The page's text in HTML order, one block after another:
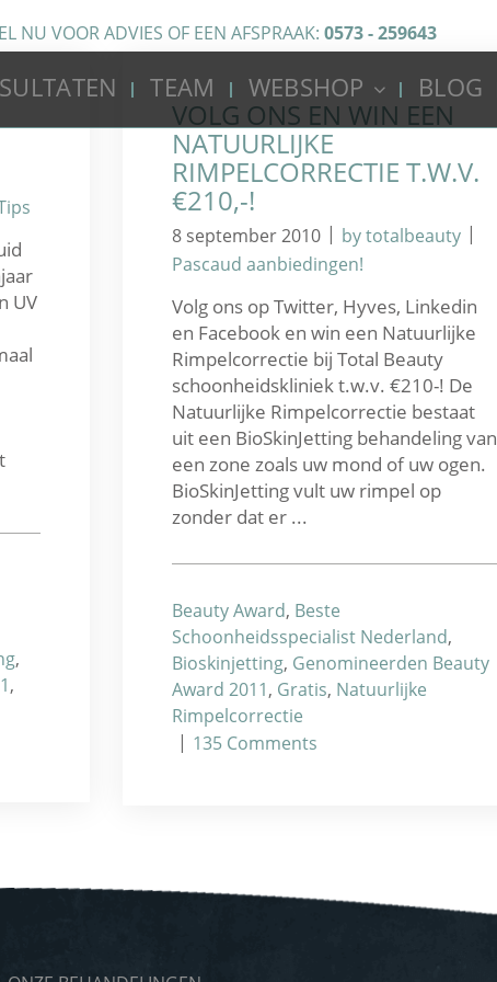
NU VOOR ADVIES OF EEN AFSPRAAK: 0573 - 259643
TEAM WEBSHOP BLOG
UV
,
,
VOLG ONS EN WIN EEN
NATUURLIJKE
RIMPELCORRECTIE T.W.V.
€210,-!
8 september 2010 | by totalbeauty |
Pascaud aanbiedingen!
Volg ons op Twitter, Hyves, Linkedin
en Facebook en win een Natuurlijke
Rimpelcorrectie bij Total Beauty
schoonheidskliniek t.w.v. €210-! De
Natuurlijke Rimpelcorrectie bestaat
uit een BioSkinJetting behandeling van
een zone zoals uw mond of uw ogen.
BioSkinJetting vult uw rimpel op
zonder dat er ...
Beauty Award, Beste
Schoonheidsspecialist Nederland,
Bioskinjetting, Genomineerden Beauty
Award 2011, Gratis, Natuurlijke
Rimpelcorrectie
| 135 Comments